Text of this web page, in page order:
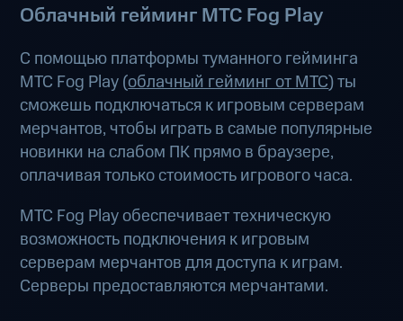
Облачный гейминг МТС Fog Play
С помощью платформы туманного гейминга
МТС Fog Play (облачный гейминг от МТС) ты
сможешь подключаться к игровым серверам
мерчантов, чтобы играть в самые популярные
новинки на слабом ПК прямо в браузере,
оплачивая только стоимость игрового часа.
МТС Fog Play обеспечивает техническую
возможность подключения к игровым
серверам мерчантов для доступа к играм.
Серверы предоставляются мерчантами.